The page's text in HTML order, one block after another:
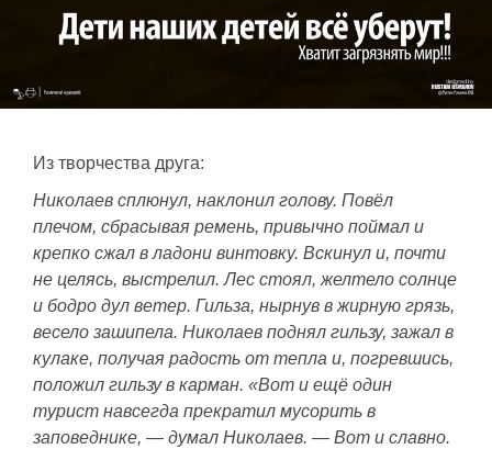
Из творчества друга:
Николаев сплюнул, наклонил голову. Повёл
плечом, сбрасывая ремень, привычно поймал и
крепко сжал в ладони винтовку. Вскинул и, почти
не целясь, выстрелил. Лес стоял, желтело солнце
и бодро дул ветер. Гильза, нырнув в жирную грязь,
весело зашипела. Николаев поднял гильзу, зажал в
кулаке, получая радость от тепла и, погревшись,
положил гильзу в карман. «Вот и ещё один
турист навсегда прекратил мусорить в
заповеднике, — думал Николаев. — Вот и славно.